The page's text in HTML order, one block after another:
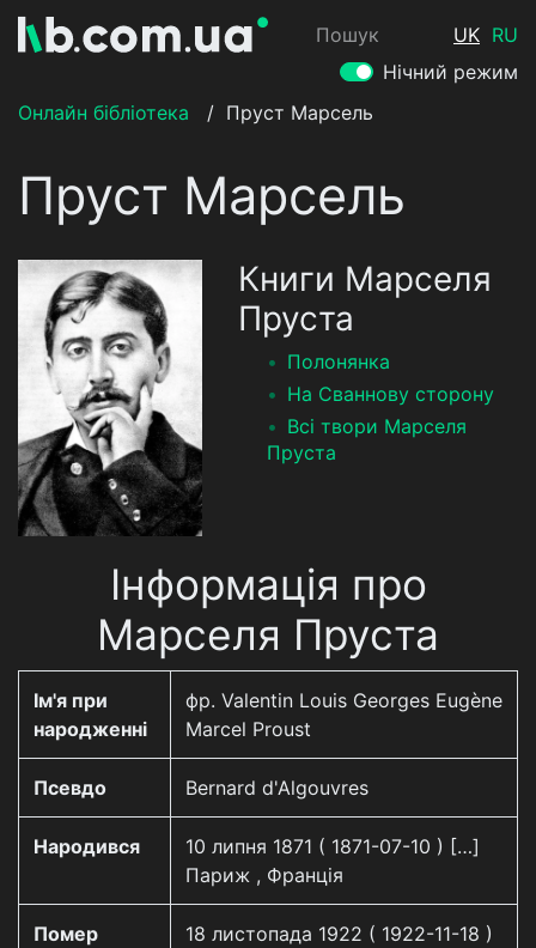
Пошук UK RU
Нічний режим
Онлайн бібліотека
/ Пруст Марсель
Пруст Марсель
Книги Марселя
Пруста
Полонянка
На Сваннову сторону
Всі твори Марселя
Пруста
Інформація про
Марселя Пруста
Ім'я при
народженні
фр. Valentin Louis Georges Eugène
Marcel Proust
Псевдо Bernard d'Algouvres
Народився
10 липня 1871 ( 1871-07-10 ) […]
Париж , Франція
Помер
18 листопада 1922 ( 1922-11-18 )